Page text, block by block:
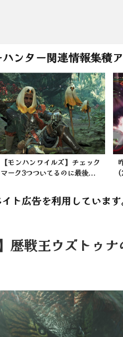
ンター関連情報集積ア
【モンハンワイルズ】チェック
マーク3つついてるのに最後...
ト広告を利用しています
歴戦王ウズトゥ